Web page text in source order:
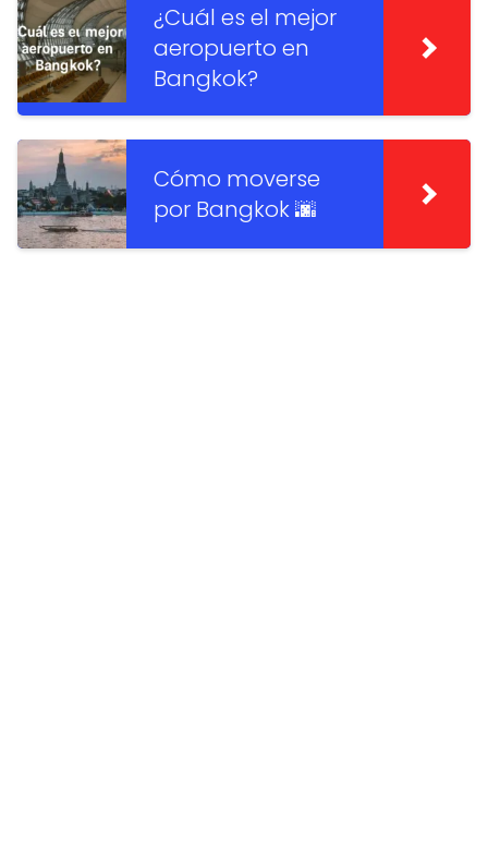
¿Cuál es el mejor
aeropuerto en
Bangkok?
Cómo moverse
por Bangkok 🌆